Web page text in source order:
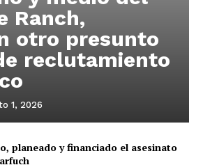
Ranch,
otro presunto
reclutamiento
1, 2026
planeado y financiado el asesinato